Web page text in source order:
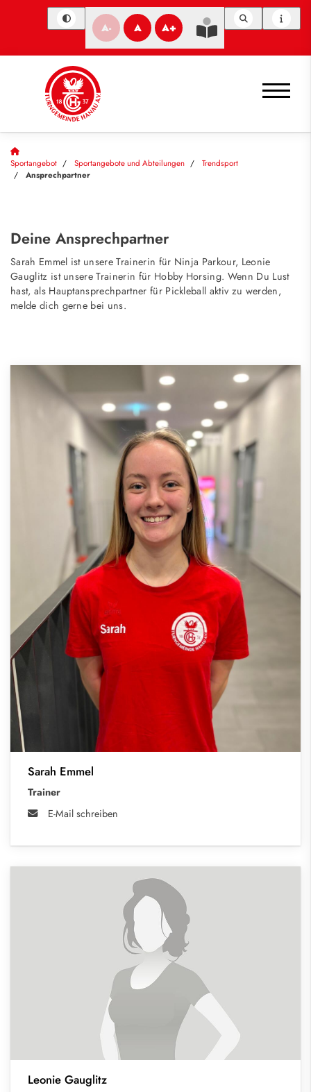
A- A A+
Sportangebot Sportangebote und Abteilungen
Trendsport
Ansprechpartner
Deine Ansprechpartner
Sarah Emmel ist unsere Trainerin für Ninja Parkour, Leonie
Gauglitz ist unsere Trainerin für Hobby Horsing. Wenn Du Lust
hast, als Hauptansprechpartner für Pickleball aktiv zu werden,
melde dich gerne bei uns.
Sarah Emmel
Trainer
E-Mail schreiben
Leonie Gauglitz